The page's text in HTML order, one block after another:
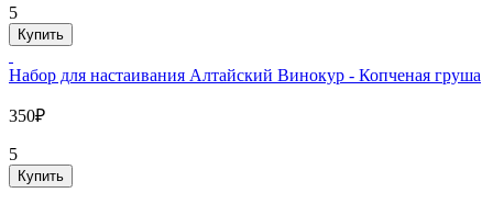
5
Купить
Набор для настаивания Алтайский Винокур - Копченая груша
350₽
5
Купить